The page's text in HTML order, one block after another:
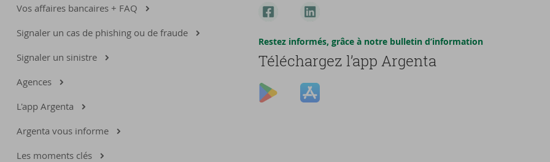
Vos affaires bancaires + FAQ
Signaler un cas de phishing ou de fraude
Signaler un sinistre
Agences
L'app Argenta
Argenta vous informe
Les moments clés
Restez informés, grâce à notre bulletin d’information
Téléchargez l’app Argenta